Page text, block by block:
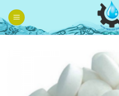
to
content